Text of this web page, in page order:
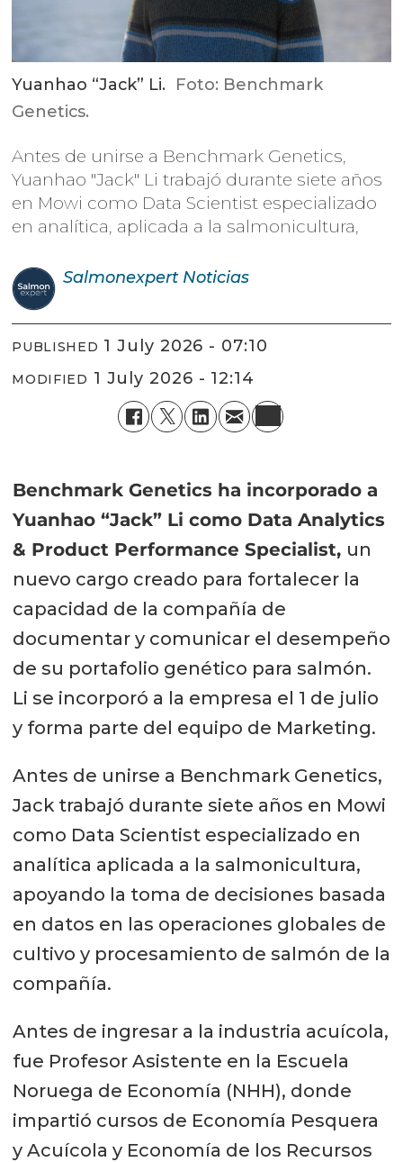
Yuanhao “Jack” Li. Foto: Benchmark
Genetics.
Antes de unirse a Benchmark Genetics,
Yuanhao "Jack" Li trabajó durante siete años
en Mowi como Data Scientist especializado
en analítica, aplicada a la salmonicultura,
Salmonexpert Noticias
PUBLISHED 1 July 2026 - 07:10
MODIFIED 1 July 2026 - 12:14
Benchmark Genetics ha incorporado a
Yuanhao “Jack” Li como Data Analytics
& Product Performance Specialist, un
nuevo cargo creado para fortalecer la
capacidad de la compañía de
documentar y comunicar el desempeño
de su portafolio genético para salmón.
Li se incorporó a la empresa el 1 de julio
y forma parte del equipo de Marketing.
Antes de unirse a Benchmark Genetics,
Jack trabajó durante siete años en Mowi
como Data Scientist especializado en
analítica aplicada a la salmonicultura,
apoyando la toma de decisiones basada
en datos en las operaciones globales de
cultivo y procesamiento de salmón de la
compañía.
Antes de ingresar a la industria acuícola,
fue Profesor Asistente en la Escuela
Noruega de Economía (NHH), donde
impartió cursos de Economía Pesquera
y Acuícola y Economía de los Recursos